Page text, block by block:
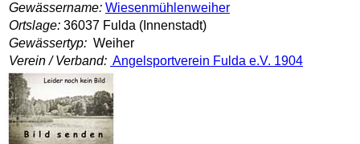
Gewässername: Wiesenmühlenweiher
Ortslage: 36037 Fulda (Innenstadt)
Gewässertyp: Weiher
Verein / Verband: Angelsportverein Fulda e.V. 1904